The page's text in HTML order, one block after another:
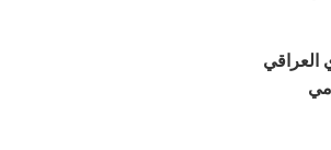
العراقي